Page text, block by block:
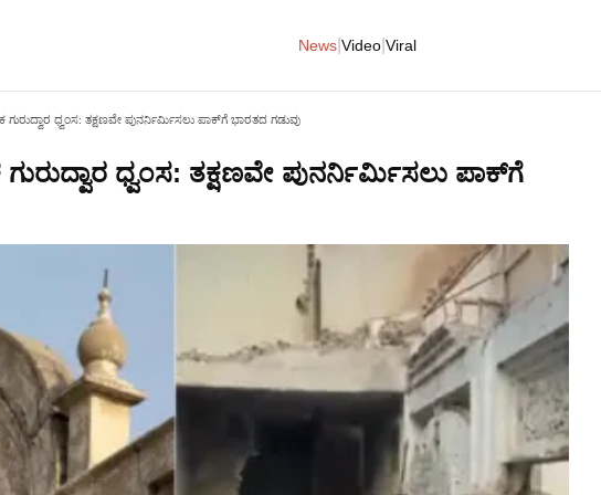
News Video Viral
ಗುರುದ್ವಾರ ಧ್ವಂಸ: ತಕ್ಷಣವೇ ಪುನರ್ನಿರ್ಮಿಸಲು ಪಾಕ್‌ಗೆ ಭಾರತದ ಗಡುವು
ಗುರುದ್ವಾರ ಧ್ವಂಸ: ತಕ್ಷಣವೇ ಪುನರ್ನಿರ್ಮಿಸಲು ಪಾಕ್‌ಗೆ